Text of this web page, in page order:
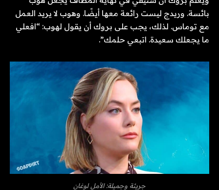
بائسة. وريدج ليست رائعة معها أيضًا. وهوب لا يريد العمل
مع توماس. لذلك، يجب على بروك أن يقول لهوب: “افعلي
ما يجعلك سعيدة. اتبعي حلمك”.
جريئة وجميلة: الأمل لوغان